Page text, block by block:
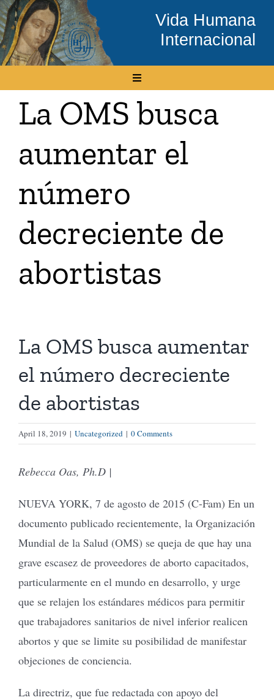
Skip
to
content
Vida Humana
Internacional
Toggle
Inicio
Conócenos
Temas
Boletín Electrónico
Media
Buscar
Cómo Donar
La OMS busca
aumentar el
número
decreciente de
abortistas
La OMS busca aumentar
el número decreciente
de abortistas
April 18, 2019 | Uncategorized | 0 Comments
Rebecca Oas, Ph.D |
NUEVA YORK, 7 de agosto de 2015 (C-Fam) En un
documento publicado recientemente, la Organización
Mundial de la Salud (OMS) se queja de que hay una
grave escasez de proveedores de aborto capacitados,
particularmente en el mundo en desarrollo, y urge
que se relajen los estándares médicos para permitir
que trabajadores sanitarios de nivel inferior realicen
abortos y que se limite su posibilidad de manifestar
objeciones de conciencia.
La directriz, que fue redactada con apoyo del